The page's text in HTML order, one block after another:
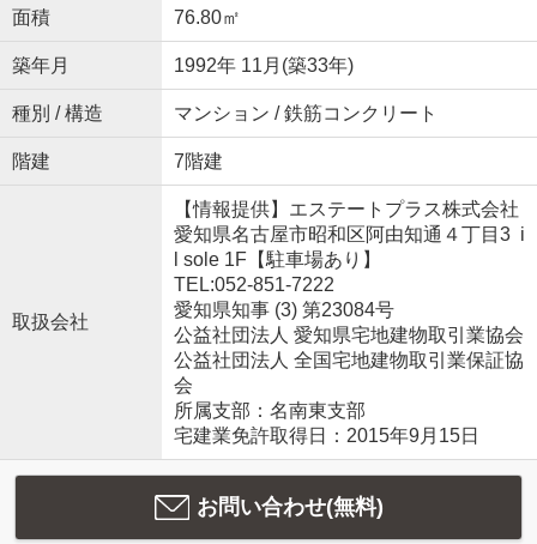
面積 76.80㎡
築年月 1992年 11月(築33年)
種別 / 構造 マンション / 鉄筋コンクリート
階建 7階建
取扱会社
【情報提供】エステートプラス株式会社
愛知県名古屋市昭和区阿由知通４丁目3 i
l sole 1F【駐車場あり】
TEL:052-851-7222
愛知県知事 (3) 第23084号
公益社団法人 愛知県宅地建物取引業協会
公益社団法人 全国宅地建物取引業保証協
会
所属支部：名南東支部
宅建業免許取得日：2015年9月15日
お問い合わせ(無料)